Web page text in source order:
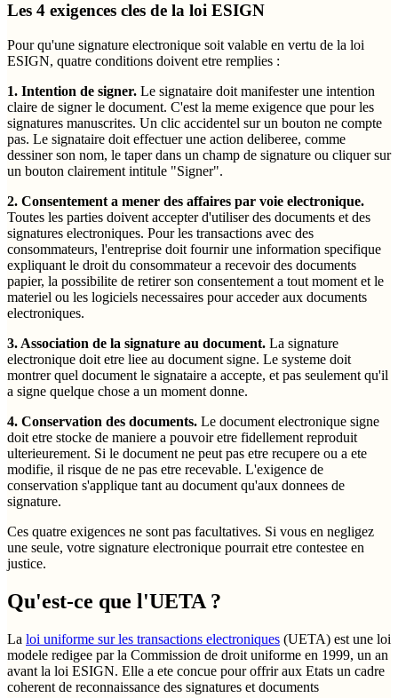
Les 4 exigences cles de la loi ESIGN
Pour qu'une signature electronique soit valable en vertu de la loi
ESIGN, quatre conditions doivent etre remplies :
1. Intention de signer. Le signataire doit manifester une intention
claire de signer le document. C'est la meme exigence que pour les
signatures manuscrites. Un clic accidentel sur un bouton ne compte
pas. Le signataire doit effectuer une action deliberee, comme
dessiner son nom, le taper dans un champ de signature ou cliquer sur
un bouton clairement intitule "Signer".
2. Consentement a mener des affaires par voie electronique.
Toutes les parties doivent accepter d'utiliser des documents et des
signatures electroniques. Pour les transactions avec des
consommateurs, l'entreprise doit fournir une information specifique
expliquant le droit du consommateur a recevoir des documents
papier, la possibilite de retirer son consentement a tout moment et le
materiel ou les logiciels necessaires pour acceder aux documents
electroniques.
3. Association de la signature au document. La signature
electronique doit etre liee au document signe. Le systeme doit
montrer quel document le signataire a accepte, et pas seulement qu'il
a signe quelque chose a un moment donne.
4. Conservation des documents. Le document electronique signe
doit etre stocke de maniere a pouvoir etre fidellement reproduit
ulterieurement. Si le document ne peut pas etre recupere ou a ete
modifie, il risque de ne pas etre recevable. L'exigence de
conservation s'applique tant au document qu'aux donnees de
signature.
Ces quatre exigences ne sont pas facultatives. Si vous en negligez
une seule, votre signature electronique pourrait etre contestee en
justice.
Qu'est-ce que l'UETA ?
La loi uniforme sur les transactions electroniques (UETA) est une loi
modele redigee par la Commission de droit uniforme en 1999, un an
avant la loi ESIGN. Elle a ete concue pour offrir aux Etats un cadre
coherent de reconnaissance des signatures et documents